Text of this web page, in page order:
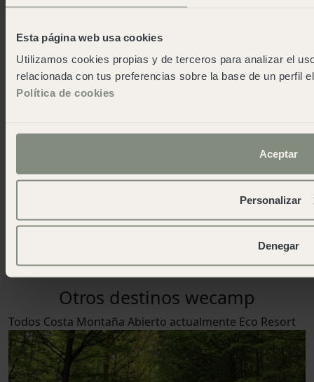
Esta página web usa cookies
Utilizamos cookies propias y de terceros para analizar el
relacionada con tus preferencias sobre la base de un perfil
Política de cookies
Aceptar
Personalizar
Denegar
Nos gusta volver con más historias
que stories
Otros destinos wecamp
Todos Costa Montaña Abierto actualmente Eco Resort